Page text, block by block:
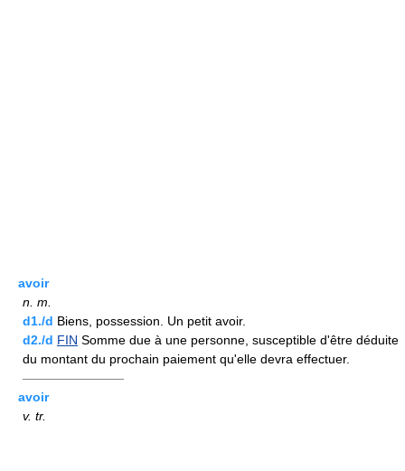
avoir
n. m.
d1./d Biens, possession. Un petit avoir.
d2./d FIN Somme due à une personne, susceptible d'être déduite
du montant du prochain paiement qu'elle devra effectuer.
————————
avoir
v. tr.